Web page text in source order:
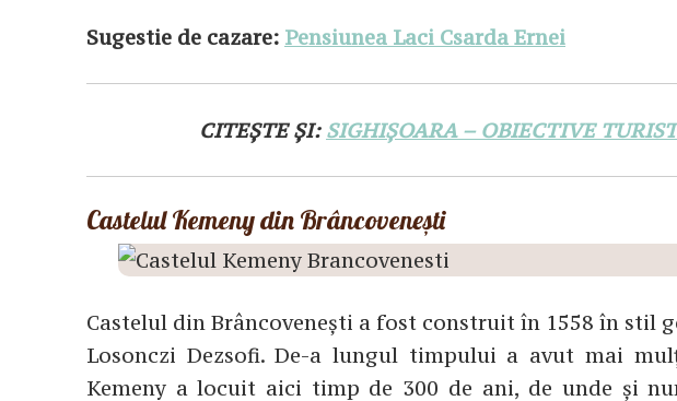
Sugestie de cazare: Pensiunea Laci Csarda Ernei
CITEȘTE ȘI: SIGHIȘOARA – OBIECTIVE
Castelul Kemeny din Brâncovenești
Castelul din Brâncovenești a fost construit în 1558 în stil
Losonczi Dezsofi. De-a lungul timpului a avut mai
Kemeny a locuit aici timp de 300 de ani, de unde și